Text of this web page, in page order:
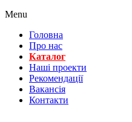
Menu
Головна
Про нас
Каталог
Нашi проекти
Рекомендації
Вакансiя
Контакти